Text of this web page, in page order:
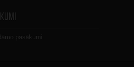
pasākumi.